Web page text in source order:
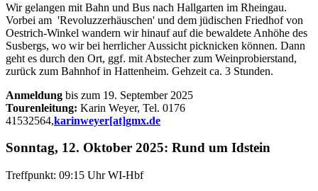
Wir gelangen mit Bahn und Bus nach Hallgarten im Rheingau.
Vorbei am 'Revoluzzerhäuschen' und dem jüdischen Friedhof von
Oestrich-Winkel wandern wir hinauf auf die bewaldete Anhöhe des
Susbergs, wo wir bei herrlicher Aussicht picknicken können. Dann
geht es durch den Ort, ggf. mit Abstecher zum Weinprobierstand,
zurück zum Bahnhof in Hattenheim. Gehzeit ca. 3 Stunden.
Anmeldung bis zum 19. September 2025
Tourenleitung: Karin Weyer, Tel. 0176
41532564,karinweyer[at]gmx.de
Sonntag, 12. Oktober 2025: Rund um Idstein
Treffpunkt: 09:15 Uhr WI-Hbf